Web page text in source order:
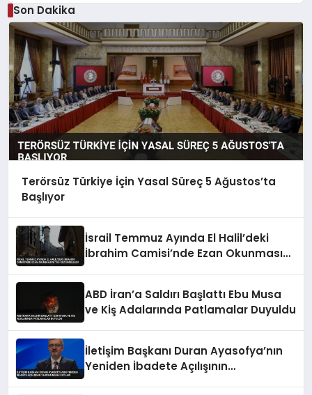
Son Dakika
Terörsüz Türkiye İçin Yasal Süreç 5 Ağustos’ta
Başlıyor
İsrail Temmuz Ayında El Halil’deki
İbrahim Camisi’nde Ezan Okunmasını
ABD İran’a Saldırı Başlattı Ebu Musa
ve Kiş Adalarında Patlamalar Duyuldu
İletişim Başkanı Duran Ayasofya’nın
Yeniden İbadete Açılışının